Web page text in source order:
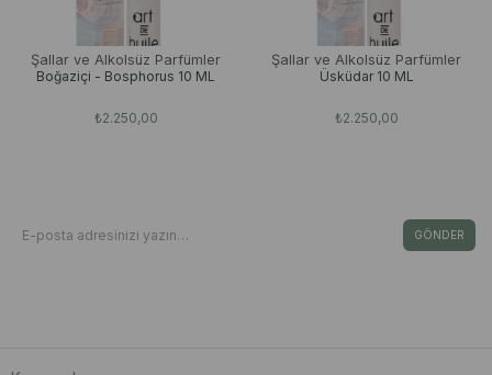
Şallar ve Alkolsüz Parfümler
Boğaziçi - Bosphorus 10 ML
₺2.250,00
Şallar ve Alkolsüz Parfümler
Üsküdar 10 ML
₺2.250,00
GÖNDER